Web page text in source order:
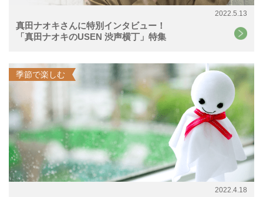
2022.5.13
真田ナオキさんに特別インタビュー！
「真田ナオキのUSEN 渋声横丁」特集
2022.4.18
季節で楽しむ